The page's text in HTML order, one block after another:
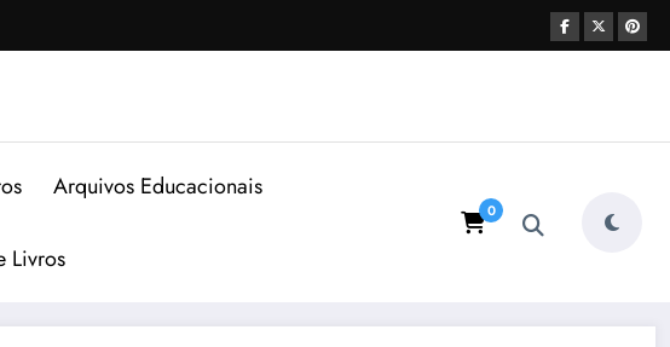
Arquivos Educacionais
Livros
0